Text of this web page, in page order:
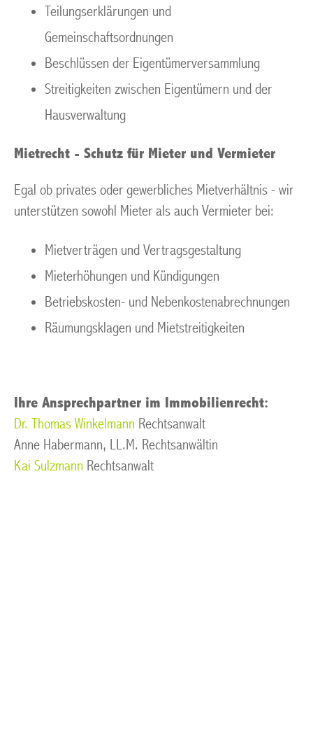
Teilungserklärungen und
Gemeinschaftsordnungen
Beschlüssen der Eigentümerversammlung
Streitigkeiten zwischen Eigentümern und der
Hausverwaltung
Mietrecht - Schutz für Mieter und Vermieter
Egal ob privates oder gewerbliches Mietverhältnis - wir
unterstützen sowohl Mieter als auch Vermieter bei:
Mietverträgen und Vertragsgestaltung
Mieterhöhungen und Kündigungen
Betriebskosten- und Nebenkostenabrechnungen
Räumungsklagen und Mietstreitigkeiten
Ihre Ansprechpartner im Immobilienrecht:
Dr. Thomas Winkelmann Rechtsanwalt
Anne Habermann, LL.M. Rechtsanwältin
Kai Sulzmann Rechtsanwalt